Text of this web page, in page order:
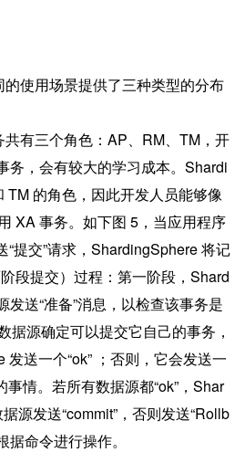
使用场景提供了三种类型的分布
共有三个角色：AP、RM、TM，开
务，会有较大的学习成本。Shardi
TM 的角色，因此开发人员能够像
XA 事务。如下图 5，当应用程序
提交”请求，ShardingSphere 将记
段提交）过程：第一阶段，Shard
送“准备”消息，以检查该事务是
据源确定可以提交它自己的事务，
送一个“ok” ；否则，它会发送一
事情。若所有数据源都“ok”，Shar
源发送“commit”，否则发送“Rollb
命令进行操作。